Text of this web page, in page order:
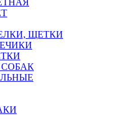
ЩЕТКИ